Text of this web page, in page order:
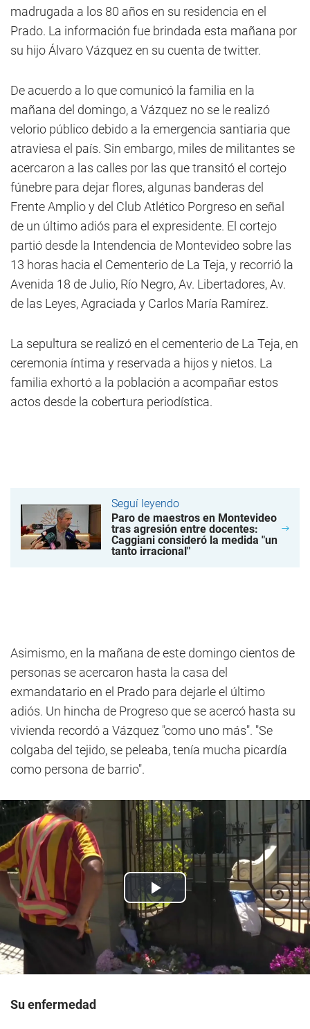
madrugada a los 80 años en su residencia en el
Prado. La información fue brindada esta mañana por
su hijo Álvaro Vázquez en su cuenta de twitter.
De acuerdo a lo que comunicó la familia en la
mañana del domingo, a Vázquez no se le realizó
velorio público debido a la emergencia santiaria que
atraviesa el país. Sin embargo, miles de militantes se
acercaron a las calles por las que transitó el cortejo
fúnebre para dejar flores, algunas banderas del
Frente Amplio y del Club Atlético Porgreso en señal
de un último adiós para el expresidente. El cortejo
partió desde la Intendencia de Montevideo sobre las
13 horas hacia el Cementerio de La Teja, y recorrió la
Avenida 18 de Julio, Río Negro, Av. Libertadores, Av.
de las Leyes, Agraciada y Carlos María Ramírez.
La sepultura se realizó en el cementerio de La Teja, en
ceremonia íntima y reservada a hijos y nietos. La
familia exhortó a la población a acompañar estos
actos desde la cobertura periodística.
Seguí leyendo
Paro de maestros en Montevideo
tras agresión entre docentes:
Caggiani consideró la medida "un
tanto irracional"
Asimismo, en la mañana de este domingo cientos de
personas se acercaron hasta la casa del
exmandatario en el Prado para dejarle el último
adiós. Un hincha de Progreso que se acercó hasta su
vivienda recordó a Vázquez "como uno más". "Se
colgaba del tejido, se peleaba, tenía mucha picardía
como persona de barrio".
Su enfermedad